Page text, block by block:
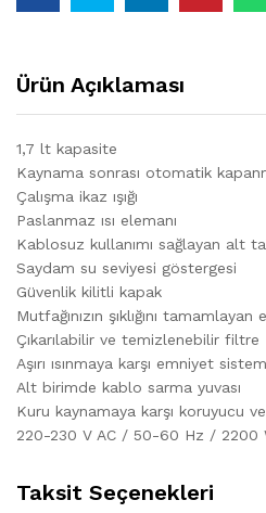
Ürün Açıklaması
1,7 lt kapasite
Kaynama sonrası otomatik
Çalışma ikaz ışığı
Paslanmaz ısı elemanı
Kablosuz kullanımı sağlayan alt
Saydam su seviyesi göstergesi
Güvenlik kilitli kapak
Mutfağınızın şıklığını
Çıkarılabilir ve temizlenebilir filtre
Aşırı ısınmaya karşı emniyet
Alt birimde kablo sarma yuvası
Kuru kaynamaya karşı koruyucu
220-230 V AC / 50-60 Hz / 2200
Taksit Seçenekleri